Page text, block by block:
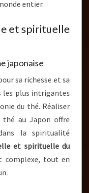
entier.
et spirituelle
japonaise
sa richesse et sa
les plus intrigantes
du thé. Réaliser
thé au Japon offre
la spiritualité
et spirituelle du
tout en